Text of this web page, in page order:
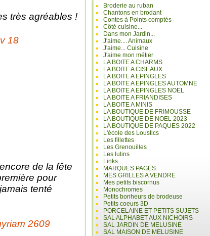
très agréables !
de la fête
pour
tenté
Broderie au ruban
Chantons en brodant
Contes à Points comptés
Côté cuisine...
Dans mon Jardin...
J'aime.... Animaux
J'aime... Cuisine
J'aime mon métier
LA BOITE A CHARMS
LA BOITE A CISEAUX
LA BOITE A EPINGLES
LA BOITE A EPINGLES AUTOMNE
LA BOITE A EPINGLES NOEL
LA BOITE A FRIANDISES
LA BOITE A MINIS
LA BOUTIQUE DE FRIMOUSSE
LA BOUTIQUE DE NOEL 2023
LA BOUTIQUE DE PAQUES 2022
L'école des Loustics
Les fillettes
Les Grenouilles
Les lutins
Links
MARQUES PAGES
MES GRILLES A VENDRE
Mes petits biscornus
Monochromes
Petits bonheurs de brodeuse
Petits coeurs 3D
PORCELAINE ET PETITS SUJETS
SAL ALPHABET AUX NICHOIRS
SAL JARDIN DE MELUSINE
SAL MAISON DE MELUSINE